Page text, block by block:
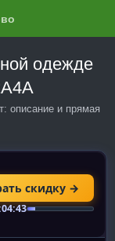
одежде
описание и прямая